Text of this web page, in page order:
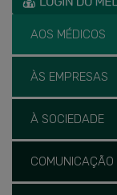
AOS MÉDICOS
ÀS EMPRESAS
À SOCIEDADE
COMUNICAÇÃO